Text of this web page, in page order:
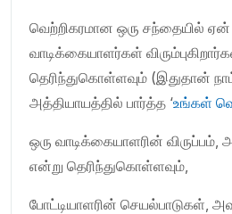
வெற்றிகரமான ஒரு சந்தையில்
வாடிக்கையாளர்கள்
தெரிந்துகொள்ளவும் (இதுதான்
அத்தியாயத்தில் பார்த்த ‘உங்கள்
ஒரு வாடிக்கையாளரின் விருப்பம்,
என்று தெரிந்துகொள்ளவும்,
போட்டியாளரின் செயல்பாடுகள்,